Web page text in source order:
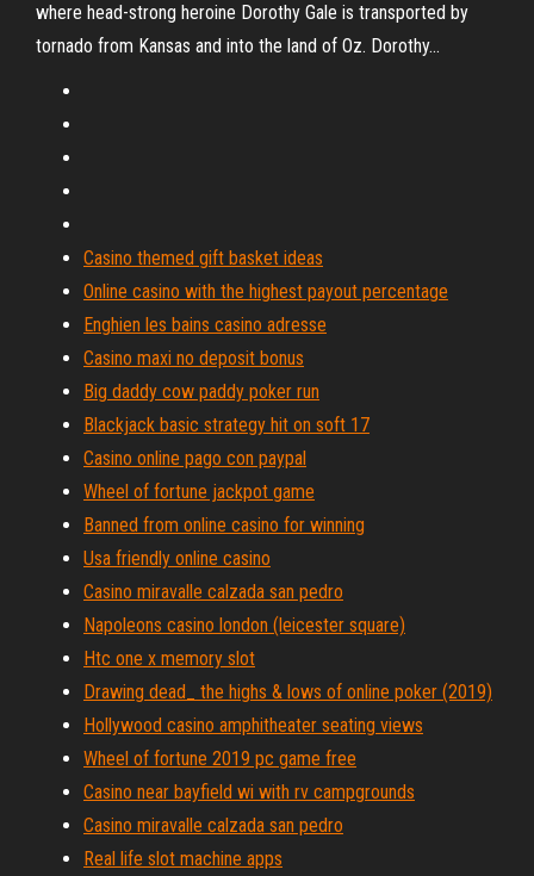
where head-strong heroine Dorothy Gale is transported by
tornado from Kansas and into the land of Oz. Dorothy...
Casino themed gift basket ideas
Online casino with the highest payout percentage
Enghien les bains casino adresse
Casino maxi no deposit bonus
Big daddy cow paddy poker run
Blackjack basic strategy hit on soft 17
Casino online pago con paypal
Wheel of fortune jackpot game
Banned from online casino for winning
Usa friendly online casino
Casino miravalle calzada san pedro
Napoleons casino london (leicester square)
Htc one x memory slot
Drawing dead_ the highs & lows of online poker (2019)
Hollywood casino amphitheater seating views
Wheel of fortune 2019 pc game free
Casino near bayfield wi with rv campgrounds
Casino miravalle calzada san pedro
Real life slot machine apps